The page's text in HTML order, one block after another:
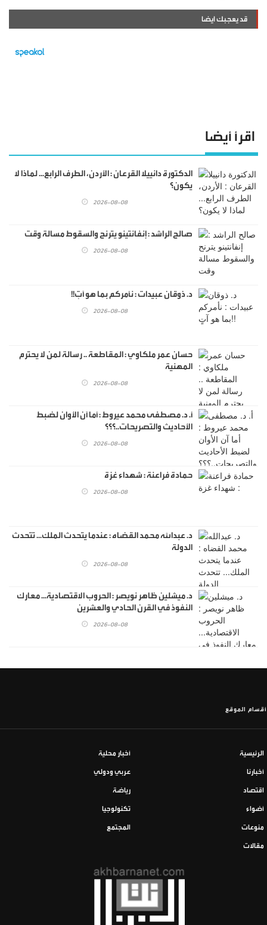
قد يعجبك ايضا
اقرأ أيضا
الدكتورة دانييلا القرعان : الأردن، الطرف الرابع... لماذا لا
يكون؟
2026-08-08
صالح الراشد : إنفانتينو يترنح والسقوط مسالة وقت
2026-08-08
د. ذوقان عبيدات : نأمركم بما هو آتٍ!!
2026-08-08
حسان عمر ملكاوي : المقاطعة .. رسالة لمن لا يحترم
المهنية
2026-08-08
أ. د. مصطفى محمد عيروط : أما آن الأوان لضبط
الأحاديث والتصريحات..؟؟؟
2026-08-08
حمادة فراعنة : شهداء غزة
2026-08-08
د. عبدالله محمد القضاه : عندما يتحدث الملك... تتحدث
الدولة
2026-08-08
د. ميشلين ظاهر نويصر : الحروب الاقتصادية... معارك
النفوذ في القرن الحادي والعشرين
2026-08-08
أقسام الموقع
الرئيسية أخبار محلية
أخبارنا عربي ودولي
اقتصاد رياضة
أضواء تكنولوجيا
منوعات المجتمع
مقالات